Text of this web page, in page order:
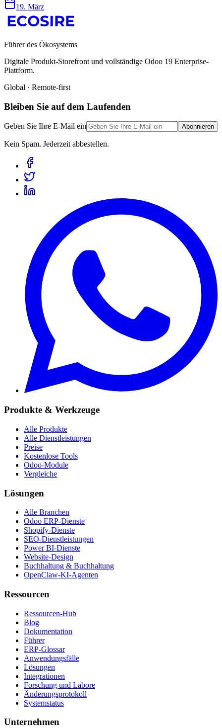
19. März
Führer des Ökosystems
Digitale Produkt-Storefront und vollständige Odoo 19 Enterprise-
Plattform.
Global · Remote-first
Bleiben Sie auf dem Laufenden
Geben Sie Ihre E-Mail ein Abonnieren
Kein Spam. Jederzeit abbestellen.
Produkte & Werkzeuge
Alle Produkte
Alle Dienstleistungen
Preise
Kostenlose Tools
Odoo-Module
Vergleiche
Lösungen
Alle Branchen
Odoo ERP-Dienste
Shopify-Dienste
SEO-Dienstleistungen
Power BI-Dienste
Website-Design
Buchhaltung & Buchhaltung
OpenClaw-KI-Agenten
Ressourcen
Ressourcen-Hub
Blog
Dokumentation
Führer
ERP-Glossar
Anwendungsfälle
Lösungen
Integrationen
Forschung und Labore
Änderungsprotokoll
Systemstatus
Unternehmen